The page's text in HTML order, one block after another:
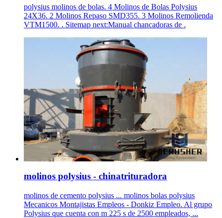
polysius molinos de bolas. 4 Molinos de Bolas Polysius
24X36. 2 Molinos Repaso SMD355. 3 Molinos Remolienda
VTM1500. . Sitemap next:Manual chancadoras de .
molinos polysius - chinatrituradora
molinos de cemento polysius ... molinos bolas polysius
Mecanicos Montajistas Empleos - Donkiz Empleo. Al grupo
Polysius que cuenta con m 225 s de 2500 empleados, ...